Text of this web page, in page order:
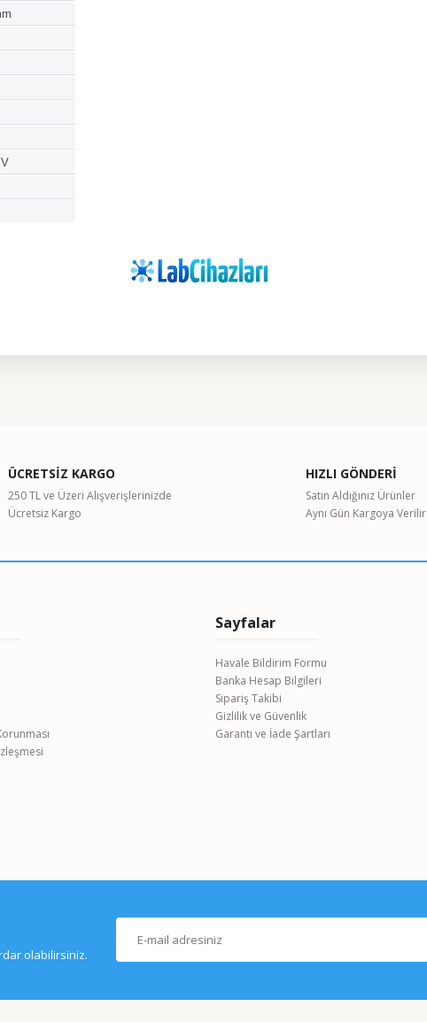
Gönder
ÜCRETSİZ KARGO
250 TL ve Üzeri Alışverişlerinizde
Ücretsiz Kargo
HIZLI GÖNDERİ
Satın Aldığınız Ürünler
Aynı Gün Kargoya Verilir
Sayfalar
Havale Bildirim Formu
Banka Hesap Bilgileri
Sipariş Takibi
Gizlilik ve Güvenlik
Garanti ve İade Şartları
olabilirsiniz.